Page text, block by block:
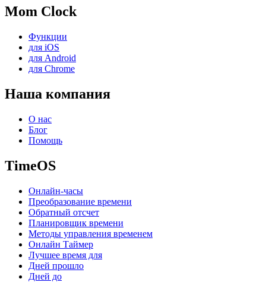
Mom Clock
Функции
для iOS
для Android
для Chrome
Наша компания
О нас
Блог
Помощь
TimeOS
Онлайн-часы
Преобразование времени
Обратный отсчет
Планировщик времени
Методы управления временем
Онлайн Таймер
Лучшее время для
Дней прошло
Дней до